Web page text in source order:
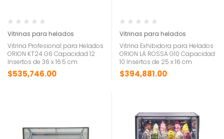
Vitrinas para helados
Vitrina Profesional para Helados
ORION KT24 G6 Capacidad 12
Insertos de 36 x 16.5 cm
$535,746.00
Vitrinas para helados
Vitrina Exhibidora para Helados
ORION LA ROSSA G10 Capacidad
10 Insertos de 25 x 16 cm
$394,881.00